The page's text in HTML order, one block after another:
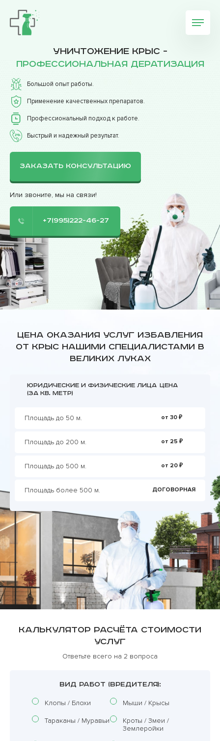
Уничтожение крыс -
профессиональная дератизация
Большой опыт работы.
Применение качественных препаратов.
Профессиональный подход к работе.
Быстрый и надежный результат.
ЗАКАЗАТЬ КОНСУЛЬТАЦИЮ
Или звоните, мы на связи!
+7(995)222-46-27
Цена оказания услуг избавления
от крыс нашими специалистами в
Великих Луках
Юридические и физические лица
(за кв. метр)
Цена
Площадь до 50 м. от 30 ₽
Площадь до 200 м. от 25 ₽
Площадь до 500 м. от 20 ₽
Площадь более 500 м. ДОГОВОРНАЯ
Калькулятор расчёта стоимости
услуг
Ответьте всего на 2 вопроса
ВИД РАБОТ (ВРЕДИТЕЛЯ):
Клопы / Блохи Мыши / Крысы
Тараканы / Муравьи
Кроты / Змеи /
Землеройки